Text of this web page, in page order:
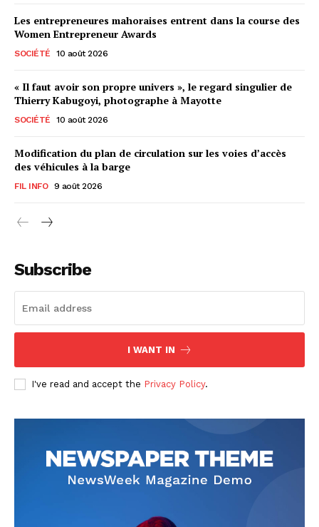
Les entrepreneures mahoraises entrent dans la course des
Women Entrepreneur Awards
SOCIÉTÉ 10 août 2026
« Il faut avoir son propre univers », le regard singulier de
Thierry Kabugoyi, photographe à Mayotte
SOCIÉTÉ 10 août 2026
Modification du plan de circulation sur les voies d’accès
des véhicules à la barge
FIL INFO 9 août 2026
Subscribe
I WANT IN
I've read and accept the Privacy Policy.